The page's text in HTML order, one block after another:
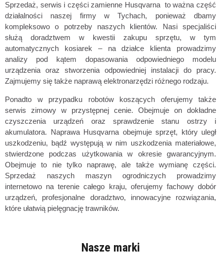
Sprzedaż, serwis i części zamienne Husqvarna to ważna część
działalności naszej firmy w Tychach, ponieważ dbamy
kompleksowo o potrzeby naszych klientów. Nasi specjaliści
służą doradztwem w kwestii zakupu sprzętu, w tym
automatycznych kosiarek – na działce klienta prowadzimy
analizy pod kątem dopasowania odpowiedniego modelu
urządzenia oraz stworzenia odpowiedniej instalacji do pracy.
Zajmujemy się także naprawą elektronarzędzi różnego rodzaju.
Ponadto w przypadku robotów koszących oferujemy także
serwis zimowy w przystępnej cenie. Obejmuje on dokładne
czyszczenia urządzeń oraz sprawdzenie stanu ostrzy i
akumulatora. Naprawa Husqvarna obejmuje sprzęt, który uległ
uszkodzeniu, bądź występują w nim uszkodzenia materiałowe,
stwierdzone podczas użytkowania w okresie gwarancyjnym.
Obejmuje to nie tylko naprawę, ale także wymianę części.
Sprzedaż naszych maszyn ogrodniczych prowadzimy
internetowo na terenie całego kraju, oferujemy fachowy dobór
urządzeń, profesjonalne doradztwo, innowacyjne rozwiązania,
które ułatwią pielęgnację trawników.
Nasze marki